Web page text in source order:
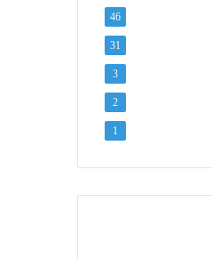
46
31
3
2
1